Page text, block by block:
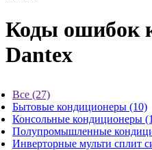
Коды ошибок
Dantex
Все (27)
Бытовые кондиционеры (10)
Консольные кондиционеры
Полупромышленные
Инверторные мульти сплит